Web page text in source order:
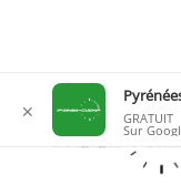
contenu
✕ GRATUIT
Sur